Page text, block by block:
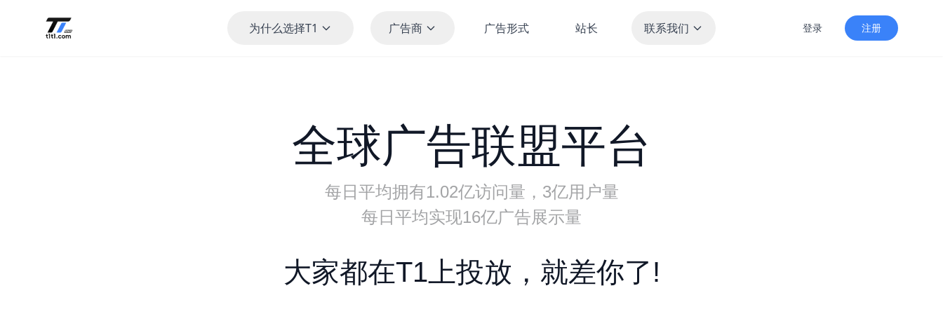
为什么选择T1 广告商 广告形式 站长 联系我们 登录 注册
全球广告联盟平台
每日平均拥有1.02亿访问量，3亿用户量
每日平均实现16亿广告展示量
大家都在T1上投放，就差你了!